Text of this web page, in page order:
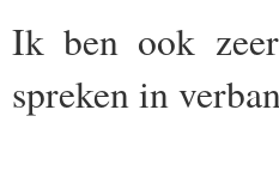
Ik ben ook
spreken in